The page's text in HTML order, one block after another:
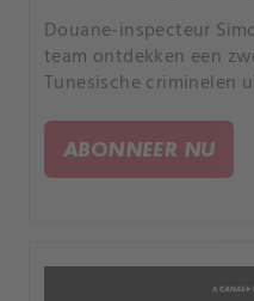
Douane-inspecteur
team ontdekken een
Tunesische criminelen
zijn.ABONNEER NU